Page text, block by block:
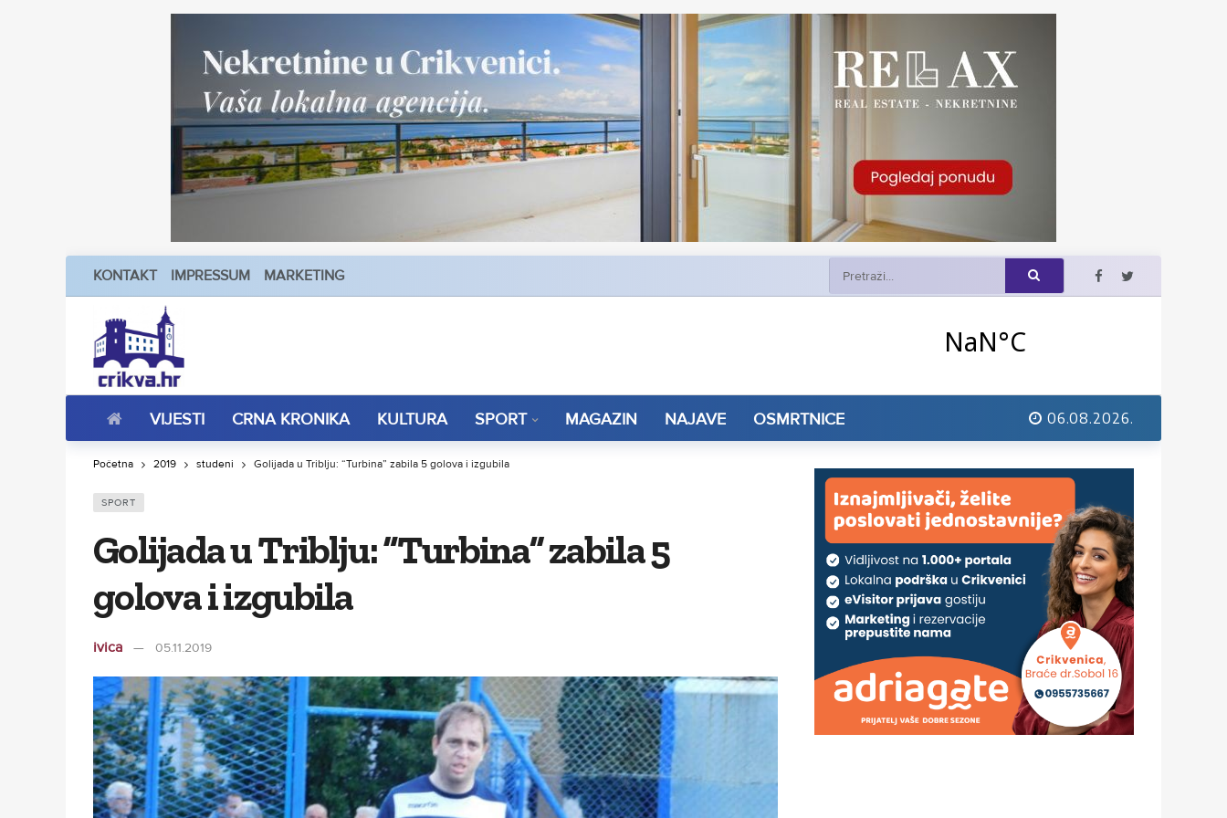
KONTAKT IMPRESSUM MARKETING
VIJESTI CRNA KRONIKA KULTURA SPORT MAGAZIN NAJAVE OSMRTNICE 06.08.2026.
Početna 2019 studeni Golijada u Triblju: “Turbina” zabila 5 golova i izgubila
SPORT
Golijada u Triblju: “Turbina” zabila 5
golova i izgubila
ivica 05.11.2019